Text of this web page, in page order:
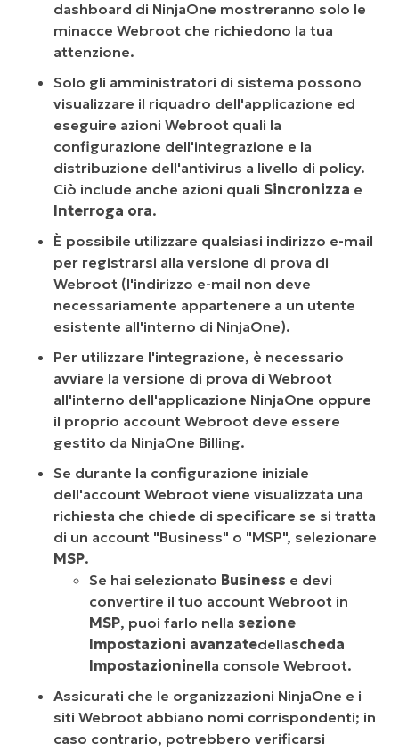
dashboard di NinjaOne mostreranno solo le
minacce Webroot che richiedono la tua
attenzione.
Solo gli amministratori di sistema possono
visualizzare il riquadro dell'applicazione ed
eseguire azioni Webroot quali la
configurazione dell'integrazione e la
distribuzione dell'antivirus a livello di policy.
Ciò include anche azioni quali Sincronizza e
Interroga ora.
È possibile utilizzare qualsiasi indirizzo e-mail
per registrarsi alla versione di prova di
Webroot (l'indirizzo e-mail non deve
necessariamente appartenere a un utente
esistente all'interno di NinjaOne).
Per utilizzare l'integrazione, è necessario
avviare la versione di prova di Webroot
all'interno dell'applicazione NinjaOne oppure
il proprio account Webroot deve essere
gestito da NinjaOne Billing.
Se durante la configurazione iniziale
dell'account Webroot viene visualizzata una
richiesta che chiede di specificare se si tratta
di un account "Business" o "MSP", selezionare
MSP.
Se hai selezionato Business e devi
convertire il tuo account Webroot in
MSP, puoi farlo nella sezione
Impostazioni avanzatedellascheda
Impostazioninella console Webroot.
Assicurati che le organizzazioni NinjaOne e i
siti Webroot abbiano nomi corrispondenti; in
caso contrario, potrebbero verificarsi